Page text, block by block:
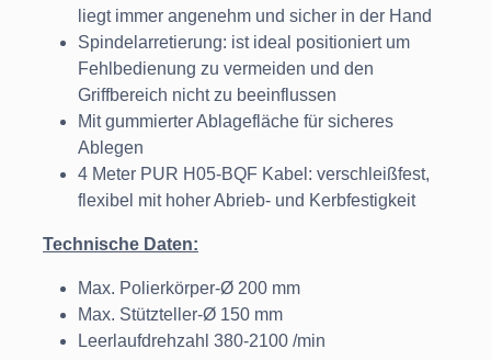
liegt immer angenehm und sicher in der Hand
Spindelarretierung: ist ideal positioniert um
Fehlbedienung zu vermeiden und den
Griffbereich nicht zu beeinflussen
Mit gummierter Ablagefläche für sicheres
Ablegen
4 Meter PUR H05-BQF Kabel: verschleißfest,
flexibel mit hoher Abrieb- und Kerbfestigkeit
Technische Daten:
Max. Polierkörper-Ø 200 mm
Max. Stützteller-Ø 150 mm
Leerlaufdrehzahl 380-2100 /min